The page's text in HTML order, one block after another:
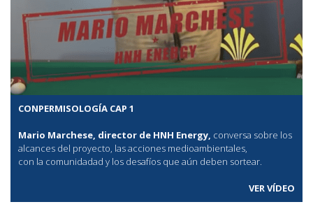
CONPERMISOLOGÍA CAP 1
Mario Marchese, director de HNH Energy, conversa sobre los
alcances del proyecto, las acciones medioambientales,
con la comunidadad y los desafíos que aún deben sortear.
VER VÍDEO